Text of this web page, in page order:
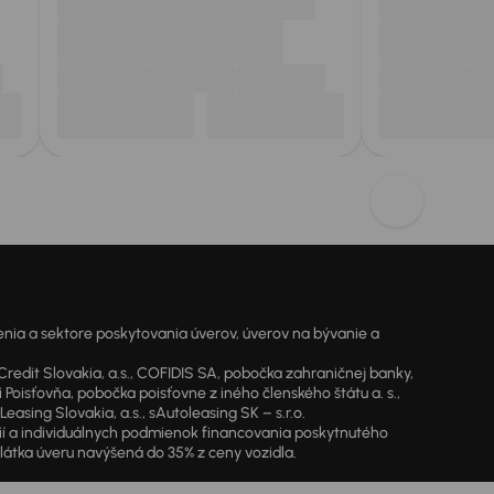
a sektore poskytovania úverov, úverov na bývanie a
Slovakia, a.s., COFIDIS SA, pobočka zahraničnej banky,
pobočka poisťovne z iného členského štátu a. s.,
Slovakia, a.s., sAutoleasing SK – s.r.o.
a individuálnych podmienok financovania poskytnutého
úveru navýšená do 35% z ceny vozidla.